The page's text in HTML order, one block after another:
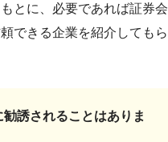
とに、必要であれば証券会
できる企業を紹介してもら
勧誘されることはありま